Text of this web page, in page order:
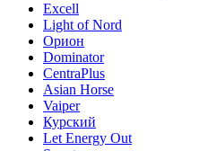
Excell
Light of Nord
Орион
Dominator
CentraPlus
Asian Horse
Vaiper
Курский
Let Energy Out